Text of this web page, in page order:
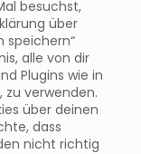
besuchst,
über
speichern“
alle von dir
Plugins wie in
zu verwenden.
über deinen
dass
nicht richtig